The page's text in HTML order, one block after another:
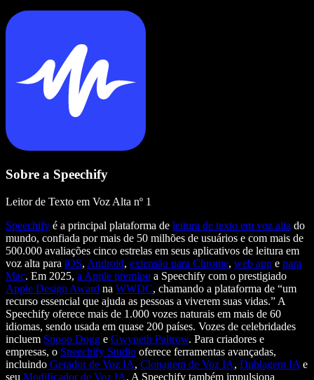
Sobre a Speechify
Leitor de Texto em Voz Alta nº 1
Speechify é a principal plataforma de leitura de texto em voz alta do
mundo, confiada por mais de 50 milhões de usuários e com mais de
500.000 avaliações cinco estrelas em seus aplicativos de leitura em
voz alta para iOS, Android, extensão para Chrome, web app e para
Mac. Em 2025, a Apple premiou a Speechify com o prestigiado
Apple Design Award na WWDC, chamando a plataforma de “um
recurso essencial que ajuda as pessoas a viverem suas vidas.” A
Speechify oferece mais de 1.000 vozes naturais em mais de 60
idiomas, sendo usada em quase 200 países. Vozes de celebridades
incluem Snoop Dogg e Gwyneth Paltrow. Para criadores e
empresas, o Speechify Studio oferece ferramentas avançadas,
incluindo Gerador de Voz IA, Clonagem de Voz IA, Dublagem IA e
seu Modificador de Voz IA. A Speechify também impulsiona